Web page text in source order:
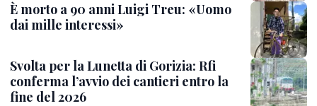
È morto a 90 anni Luigi Treu: «Uomo
dai mille interessi»
Svolta per la Lunetta di Gorizia: Rfi
conferma l’avvio dei cantieri entro la
fine del 2026